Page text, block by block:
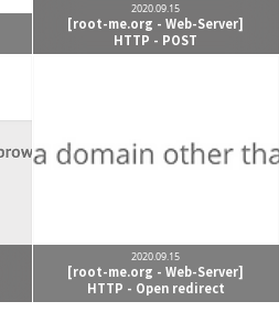
[root-me.org - Web-Server]
HTTP - POST
2020.09.15
[root-me.org - Web-Server]
HTTP - Open redirect
2020.09.15